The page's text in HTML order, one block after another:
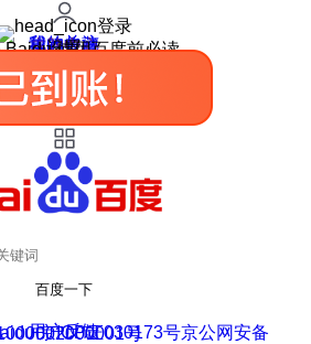
登录
我的关注
我的收藏
皮肤中心
用户反馈
设置
使用百度前必读
百度一下
用户反馈
京ICP证030173号
网安备11000002000001号